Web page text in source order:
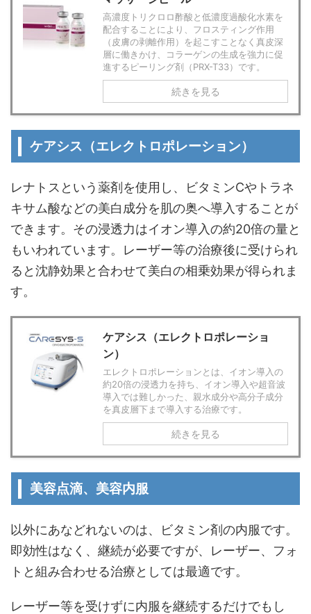
高濃度トリクロロ酢酸と低濃度過酸化水素を
配合することにより、フロスティング作用
（皮膚の剥離作用）を起こすことなく真皮深
層に働きかけ、コラーゲンの生成を強力に促
進するピーリング剤（PRX-T33）です。
続きを見る
ケアシス（エレクトロポレーション）
レナトスという薬剤を使用し、ビタミンCやトラネ
キサム酸などの美白成分を肌の奥へ導入することが
できます。その浸透力はイオン導入の約20倍の量と
もいわれています。レーザー等の治療後に受けられ
ると沈静効果と合わせて美白の相乗効果が得られま
す。
ケアシス（エレクトロポレーショ
ン）
エレクトロポレーションとは、イオン導入の
約20倍の浸透力を持ち、イオン導入や超音波
導入では難しかった、親水成分や高分子成分
を真皮層下まで導入する治療です。
続きを見る
美容点滴、美容内服
以外にあなどれないのは、ビタミン剤の内服です。
即効性はなく、継続が必要ですが、レーザー、フォ
トと組み合わせる治療としては最適です。
レーザー等を受けずに内服を継続するだけでもし